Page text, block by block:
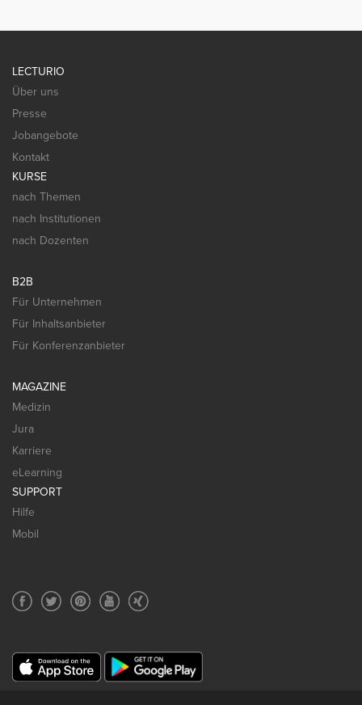
LECTURIO
Über uns
Presse
Jobangebote
Kontakt
KURSE
nach Themen
nach Institutionen
nach Dozenten
B2B
Für Unternehmen
Für Inhaltsanbieter
Für Konferenzanbieter
MAGAZINE
Medizin
Jura
Karriere
eLearning
SUPPORT
Hilfe
Mobil